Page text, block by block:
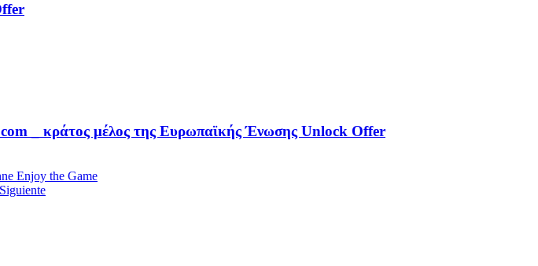
_ κράτος μέλος της Ευρωπαϊκής Ένωσης Unlock Offer
Enjoy the Game
Siguiente